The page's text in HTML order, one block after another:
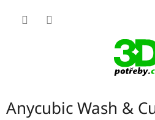
Anycubic Wash &